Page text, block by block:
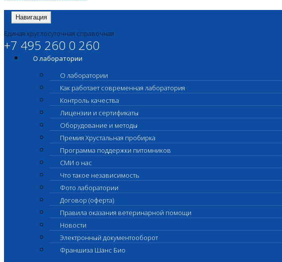
Навигация
Единая круглосуточная справочная
+7 495 260 0 260
О лаборатории
О лаборатории
Как работает современная лаборатория
Контроль качества
Лицензии и сертификаты
Оборудование и методы
Премия Хрустальная пробирка
Программа поддержки питомников
СМИ о нас
Что такое независимость
Фото лаборатории
Договор (оферта)
Правила оказания ветеринарной помощи
Новости
Электронный документооборот
Франшиза Шанс Био